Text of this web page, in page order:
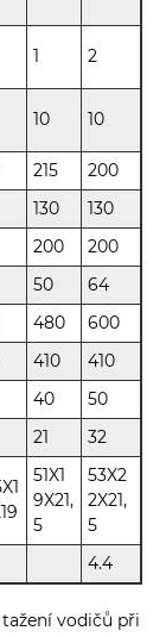
1 2
10 10
215
200
130
130
200
200
50
64
480
600
410
410
40
50
21 32
51X1
9X21,
5
53X2
2X21,
5
4.4
vodičů při